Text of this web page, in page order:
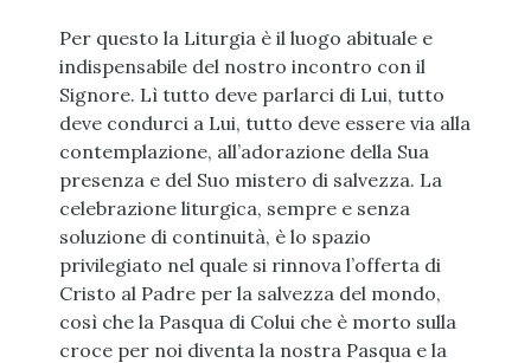
Per questo la Liturgia è il luogo abituale e
indispensabile del nostro incontro con il
Signore. Lì tutto deve parlarci di Lui, tutto
deve condurci a Lui, tutto deve essere via alla
contemplazione, all’adorazione della Sua
presenza e del Suo mistero di salvezza. La
celebrazione liturgica, sempre e senza
soluzione di continuità, è lo spazio
privilegiato nel quale si rinnova l’offerta di
Cristo al Padre per la salvezza del mondo,
così che la Pasqua di Colui che è morto sulla
croce per noi diventa la nostra Pasqua e la